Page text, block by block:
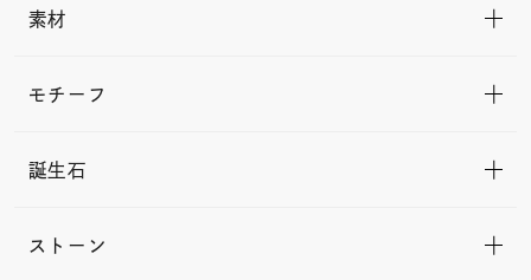
素材
モチーフ
誕生石
ストーン